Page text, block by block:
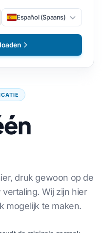
druk gewoon op de
Wij zijn hier
mogelijk te maken.
Español (Spaans)